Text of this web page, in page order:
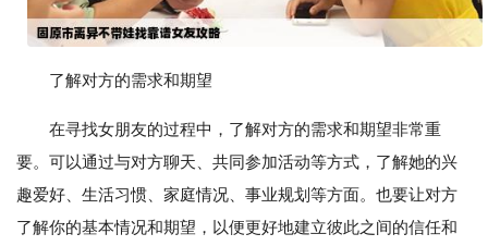
了解对方的需求和期望
在寻找女朋友的过程中，了解对方的需求和期望非常重
要。可以通过与对方聊天、共同参加活动等方式，了解她的兴
趣爱好、生活习惯、家庭情况、事业规划等方面。也要让对方
了解你的基本情况和期望，以便更好地建立彼此之间的信任和